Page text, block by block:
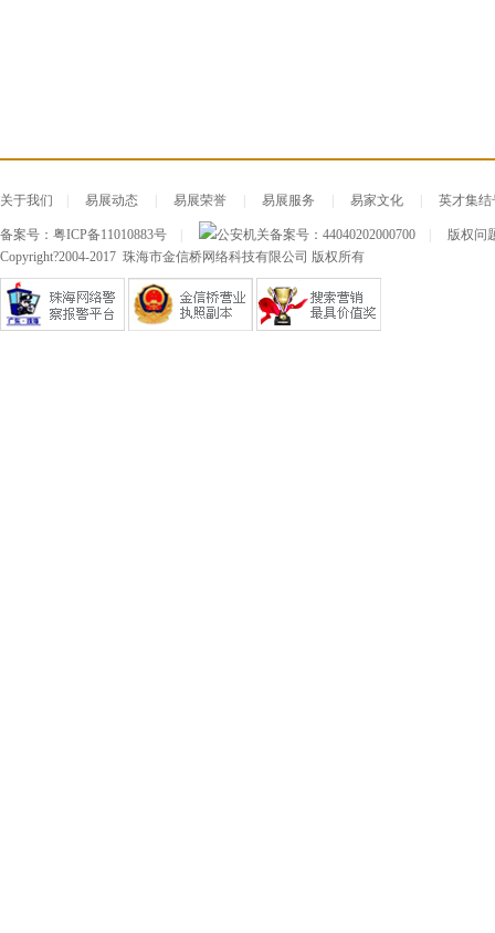
关于我们 易展动态 易展荣誉 易展服务 易家文化 英才集结
备案号： 粤ICP备11010883号 公安机关备案号： 44040202000700
版权问
Copyright?2004-2017 珠海市金信桥网络科技有限公司 版权所有